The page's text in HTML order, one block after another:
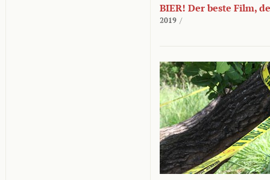
BIER! Der beste Film,
2019 /